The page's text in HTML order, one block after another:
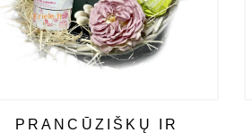
PRANCŪZIŠKŲ IR